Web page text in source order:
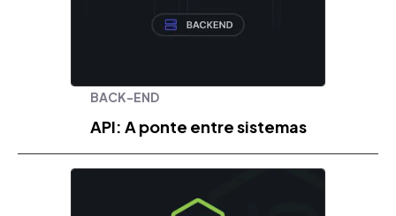
BACK-END
API: A ponte entre sistemas